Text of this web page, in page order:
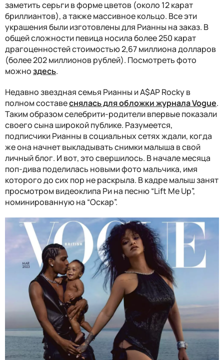
заметить серьги в форме цветов (около 12 карат
бриллиантов), а также массивное кольцо. Все эти
украшения были изготовлены для Рианны на заказ. В
общей сложности певица носила более 250 карат
драгоценностей стоимостью 2,67 миллиона долларов
(более 202 миллионов рублей). Посмотреть фото
можноздесь.
Недавно звездная семья Рианны и A$AP Rocky в
полном составеснялась для обложки журнала Vogue.
Таким образом селебрити-родители впервые показали
своего сына широкой публике. Разумеется,
подписчики Рианны в социальных сетях ждали, когда
же она начнет выкладывать снимки малыша в свой
личный блог. И вот, это свершилось. В начале месяца
поп-дива поделилась новыми фото мальчика, имя
которого до сих пор не раскрыла. В кадре малыш занят
просмотром видеоклипа Ри на песню “Lift Me Up”,
номинированную на “Оскар”.